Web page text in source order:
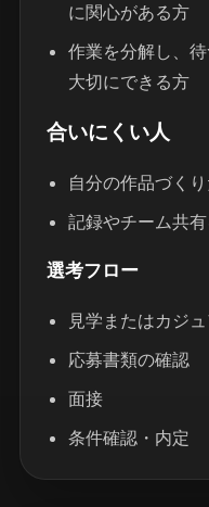
に関心がある方
作業を分解し、
大切にできる方
合いにくい人
自分の作品づく
記録やチーム共
選考フロー
見学またはカジ
応募書類の確認
面接
条件確認・内定